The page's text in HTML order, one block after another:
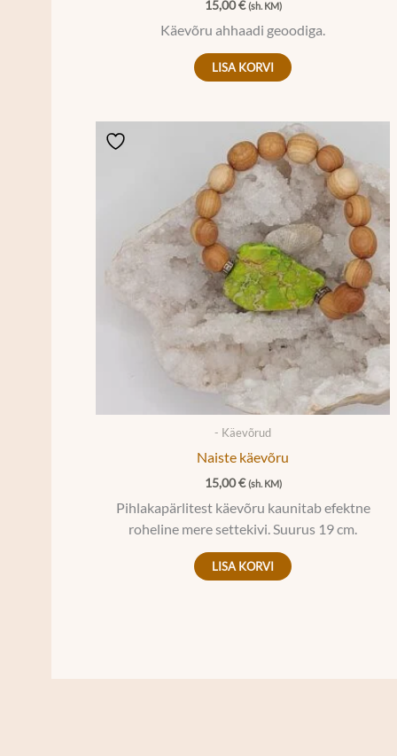
15,00€ (sh. KM)
Käevõru ahhaadi geoodiga.
LISA KORVI
- Käevõrud
Naiste käevõru
15,00€ (sh. KM)
Pihlakapärlitest käevõru kaunitab efektne
roheline mere settekivi. Suurus 19 cm.
LISA KORVI